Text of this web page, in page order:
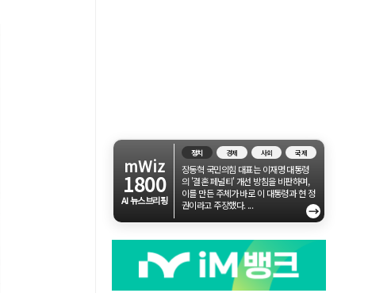
mWiz
1800
AI 뉴스브리핑
정치 경제 사회 국제
장동혁 국민의힘 대표는 이재명 대통령
의 '결혼 페널티' 개선 방침을 비판하며,
이를 만든 주체가 바로 이 대통령과 현 정
권이라고 주장했다. ...
→